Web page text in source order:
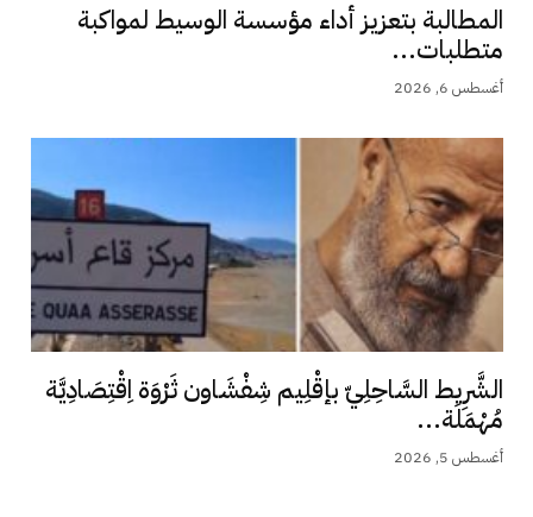
المطالبة بتعزيز أداء مؤسسة الوسيط لمواكبة
متطلبات...
أغسطس 6, 2026
الشَّرِيط السَّاحِلِيّ بإقْلِيم شِفْشَاون ثَرْوَة اِقْتِصَادِيَّة
مُهْمَلَة...
أغسطس 5, 2026